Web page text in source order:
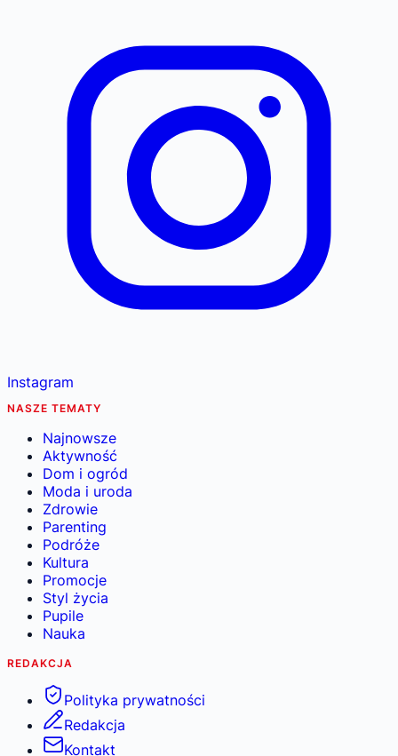
Instagram
NASZE TEMATY
Najnowsze
Aktywność
Dom i ogród
Moda i uroda
Zdrowie
Parenting
Podróże
Kultura
Promocje
Styl życia
Pupile
Nauka
REDAKCJA
Polityka prywatności
Redakcja
Kontakt